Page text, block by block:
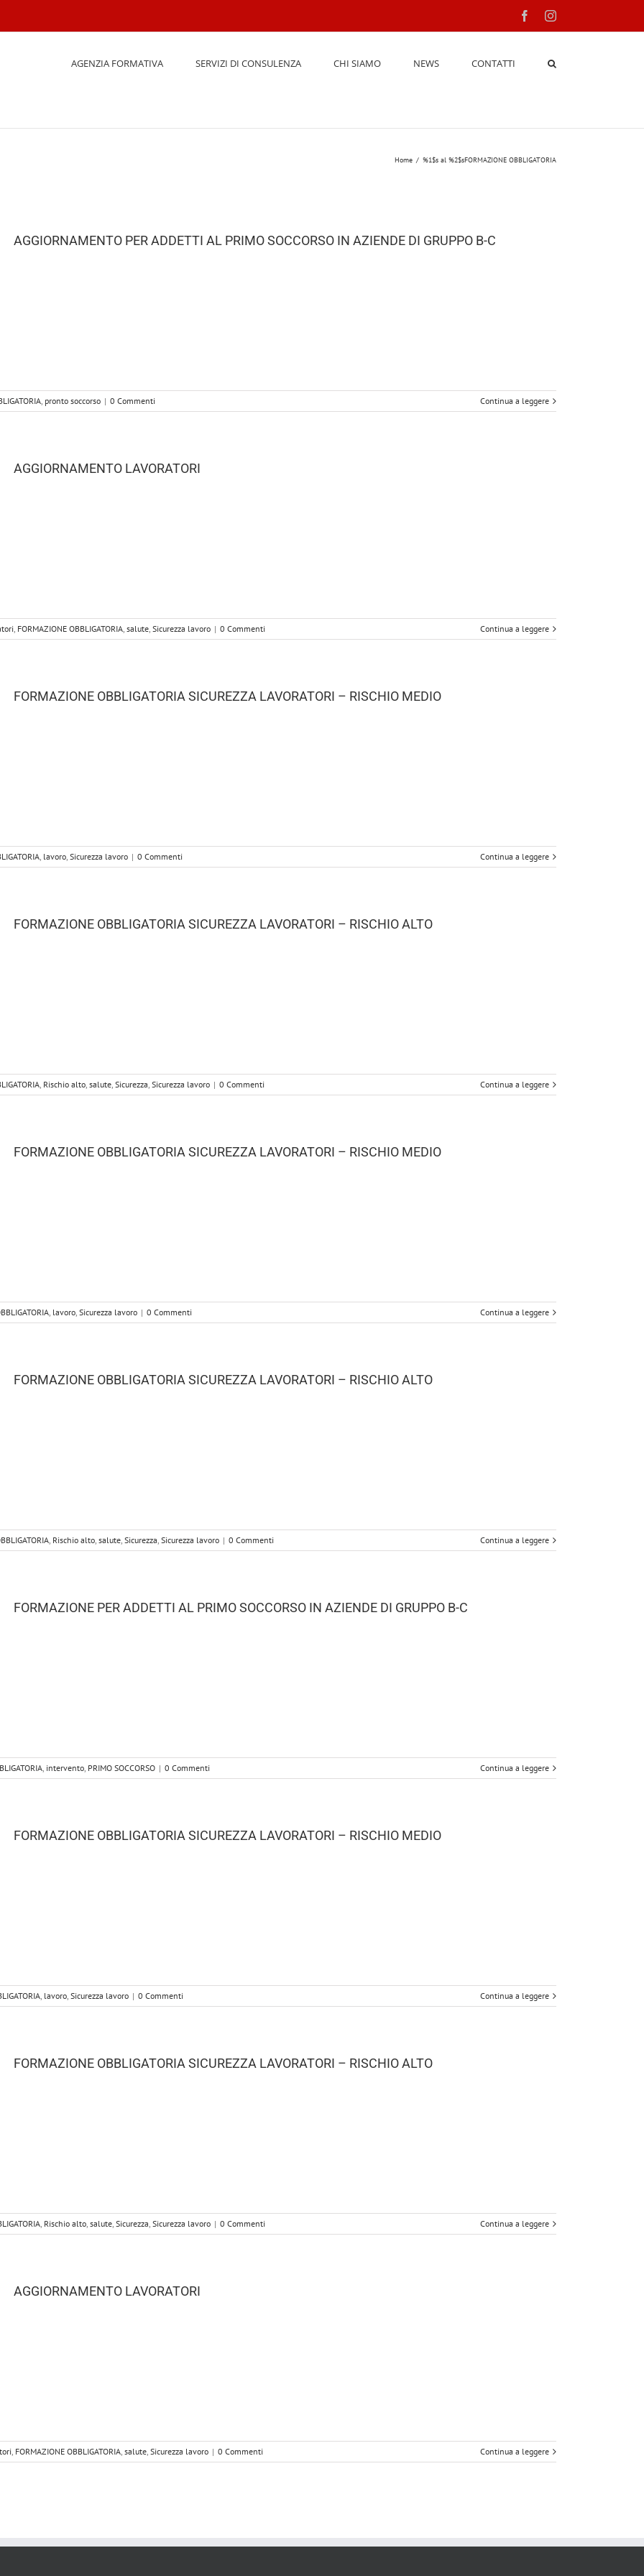
FacebookInstagram
AGENZIA FORMATIVA SERVIZI DI CONSULENZA CHI SIAMO NEWS CONTATTI
Home / %1$s al %2$sFORMAZIONE OBBLIGATORIA
AGGIORNAMENTO PER ADDETTI AL PRIMO SOCCORSO IN AZIENDE DI GRUPPO B-C
, pronto soccorso | 0 Commenti Continua a leggere
AGGIORNAMENTO LAVORATORI
, FORMAZIONE OBBLIGATORIA, salute, Sicurezza lavoro | 0 Commenti Continua a leggere
FORMAZIONE OBBLIGATORIA SICUREZZA LAVORATORI – RISCHIO MEDIO
, lavoro, Sicurezza lavoro | 0 Commenti Continua a leggere
FORMAZIONE OBBLIGATORIA SICUREZZA LAVORATORI – RISCHIO ALTO
, Rischio alto, salute, Sicurezza, Sicurezza lavoro | 0 Commenti Continua a leggere
FORMAZIONE OBBLIGATORIA SICUREZZA LAVORATORI – RISCHIO MEDIO
, lavoro, Sicurezza lavoro | 0 Commenti Continua a leggere
FORMAZIONE OBBLIGATORIA SICUREZZA LAVORATORI – RISCHIO ALTO
, Rischio alto, salute, Sicurezza, Sicurezza lavoro | 0 Commenti Continua a leggere
FORMAZIONE PER ADDETTI AL PRIMO SOCCORSO IN AZIENDE DI GRUPPO B-C
, intervento, PRIMO SOCCORSO | 0 Commenti Continua a leggere
FORMAZIONE OBBLIGATORIA SICUREZZA LAVORATORI – RISCHIO MEDIO
, lavoro, Sicurezza lavoro | 0 Commenti Continua a leggere
FORMAZIONE OBBLIGATORIA SICUREZZA LAVORATORI – RISCHIO ALTO
, Rischio alto, salute, Sicurezza, Sicurezza lavoro | 0 Commenti Continua a leggere
AGGIORNAMENTO LAVORATORI
, FORMAZIONE OBBLIGATORIA, salute, Sicurezza lavoro | 0 Commenti Continua a leggere